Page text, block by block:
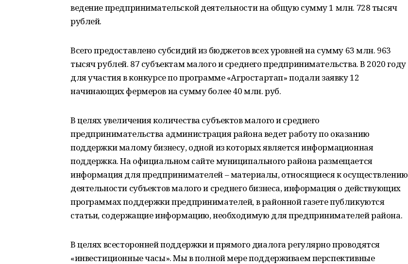
ведение предпринимательской деятельности на общую сумму 1 млн. 728 тысяч
рублей.
Всего предоставлено субсидий из бюджетов всех уровней на сумму 63 млн. 963
тысяч рублей. 87 субъектам малого и среднего предпринимательства. В 2020 году
для участия в конкурсе по программе «Агростартап» подали заявку 12
начинающих фермеров на сумму более 40 млн. руб.
В целях увеличения количества субъектов малого и среднего
предпринимательства администрация района ведет работу по оказанию
поддержки малому бизнесу, одной из которых является информационная
поддержка. На официальном сайте муниципального района размещается
информация для предпринимателей – материалы, относящиеся к осуществлению
деятельности субъектов малого и среднего бизнеса, информация о действующих
программах поддержки предпринимателей, в районной газете публикуются
статьи, содержащие информацию, необходимую для предпринимателей района.
В целях всесторонней поддержки и прямого диалога регулярно проводятся
«инвестиционные часы». Мы в полной мере поддерживаем перспективные